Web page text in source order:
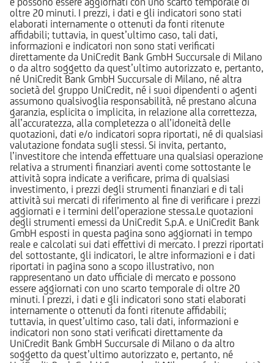
oltre 20 minuti. I prezzi, i dati e gli indicatori sono stati
elaborati internamente o ottenuti da fonti ritenute
affidabili; tuttavia, in quest’ultimo caso, tali dati,
informazioni e indicatori non sono stati verificati
direttamente da UniCredit Bank GmbH Succursale di Milano
o da altro soggetto da quest’ultimo autorizzato e, pertanto,
né UniCredit Bank GmbH Succursale di Milano, né altra
società del gruppo UniCredit, né i suoi dipendenti o agenti
assumono qualsivoglia responsabilità, né prestano alcuna
garanzia, esplicita o implicita, in relazione alla correttezza,
all’accuratezza, alla completezza o all’idoneità delle
quotazioni, dati e/o indicatori sopra riportati, né di qualsiasi
valutazione fondata sugli stessi. Si invita, pertanto,
l’investitore che intenda effettuare una qualsiasi operazione
relativa a strumenti finanziari aventi come sottostante le
attività sopra indicate a verificare, prima di qualsiasi
investimento, i prezzi degli strumenti finanziari e di tali
attività sui mercati di riferimento al fine di verificare i prezzi
aggiornati e i termini dell’operazione stessa.Le quotazioni
degli strumenti emessi da UniCredit S.p.A. e UniCredit Bank
GmbH esposti in questa pagina sono aggiornati in tempo
reale e calcolati sui dati effettivi di mercato. I prezzi riportati
del sottostante, gli indicatori, le altre informazioni e i dati
riportati in pagina sono a scopo illustrativo, non
rappresentano un dato ufficiale di mercato e possono
essere aggiornati con uno scarto temporale di oltre 20
minuti. I prezzi, i dati e gli indicatori sono stati elaborati
internamente o ottenuti da fonti ritenute affidabili;
tuttavia, in quest’ultimo caso, tali dati, informazioni e
indicatori non sono stati verificati direttamente da
UniCredit Bank GmbH Succursale di Milano o da altro
soggetto da quest’ultimo autorizzato e, pertanto, né